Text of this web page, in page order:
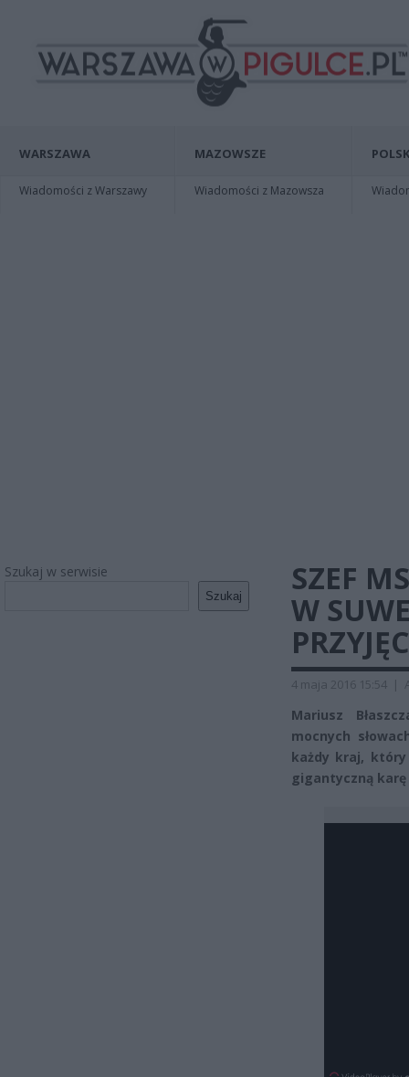
WARSZAWA
Wiadomości z Warszawy
MAZOWSZE
Wiadomości z Mazowsza
Szukaj w serwisie
Szukaj
SZEF
W
4 maja 2016 15:54 |
Mariusz
mocnych
każdy kraj, który
gigantyczną